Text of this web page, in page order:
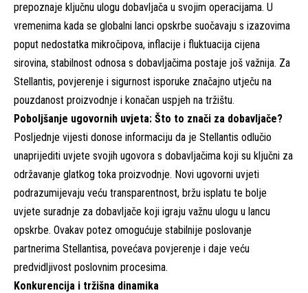
prepoznaje ključnu ulogu dobavljača u svojim operacijama. U
vremenima kada se globalni lanci opskrbe suočavaju s izazovima
poput nedostatka mikročipova, inflacije i fluktuacija cijena
sirovina, stabilnost odnosa s dobavljačima postaje još važnija. Za
Stellantis, povjerenje i sigurnost isporuke značajno utječu na
pouzdanost proizvodnje i konačan uspjeh na tržištu.
Poboljšanje ugovornih uvjeta: Što to znači za dobavljače?
Posljednje vijesti donose informaciju da je Stellantis odlučio
unaprijediti uvjete svojih ugovora s dobavljačima koji su ključni za
održavanje glatkog toka proizvodnje. Novi ugovorni uvjeti
podrazumijevaju veću transparentnost, bržu isplatu te bolje
uvjete suradnje za dobavljače koji igraju važnu ulogu u lancu
opskrbe. Ovakav potez omogućuje stabilnije poslovanje
partnerima Stellantisa, povećava povjerenje i daje veću
predvidljivost poslovnim procesima.
Konkurencija i tržišna dinamika